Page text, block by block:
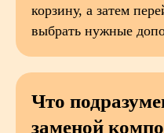
корзину, а затем
выбрать нужные
Что
заменой